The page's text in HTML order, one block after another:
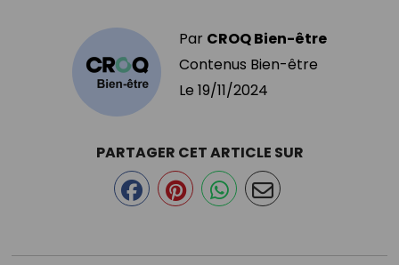
Par CROQ Bien-être
Contenus Bien-être
Le 19/11/2024
PARTAGER CET ARTICLE SUR